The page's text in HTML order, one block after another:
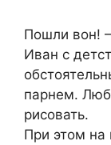
Пошли вон!
Иван с
парнем.
рисовать.
При этом на